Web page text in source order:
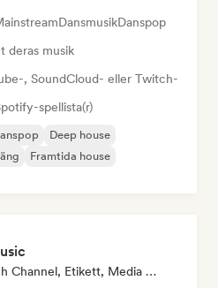
DansmusikDanspop
deras musik
, SoundCloud- eller Twitch-
spellista(r)
Deep house
Framtida house
Youtube/Twitch Channel, Etikett, Media Outlet/Journalist, Förläggare, Ljudexpert